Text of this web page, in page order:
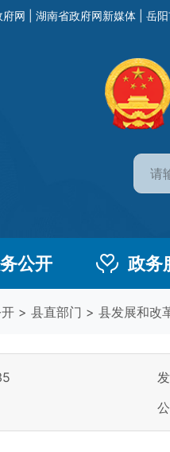
府网 湖南省政府网新媒体 岳
公开 政务
> 县直部门 > 县发展和改